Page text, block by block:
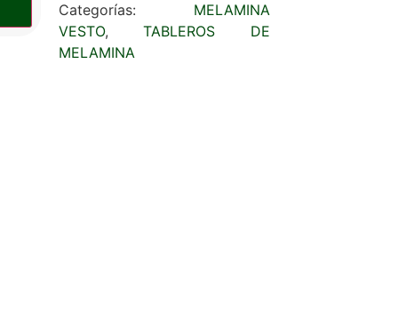
Categorías: MELAMINA
VESTO,TABLEROS DE
MELAMINA